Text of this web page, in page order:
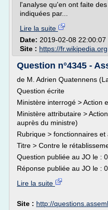
l'analyse qu'en ont faite
indiquées par...
Lire la suite
Date: 2019-02-08 22:00:07
Site : https://fr.wikipedia.org
Question n°4345 -
de M. Adrien Quatennens
Question écrite
Ministère interrogé > Action
Ministère attributaire >
auprès du ministre)
Rubrique > fonctionnaires et
Titre > Contre le
Question publiée au JO le :
Réponse publiée au JO le :
Lire la suite
Site : http://